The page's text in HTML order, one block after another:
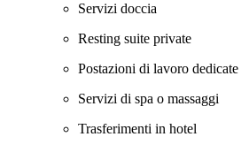
Servizi doccia
Resting suite private
Postazioni di lavoro dedicate
Servizi di spa o massaggi
Trasferimenti in hotel